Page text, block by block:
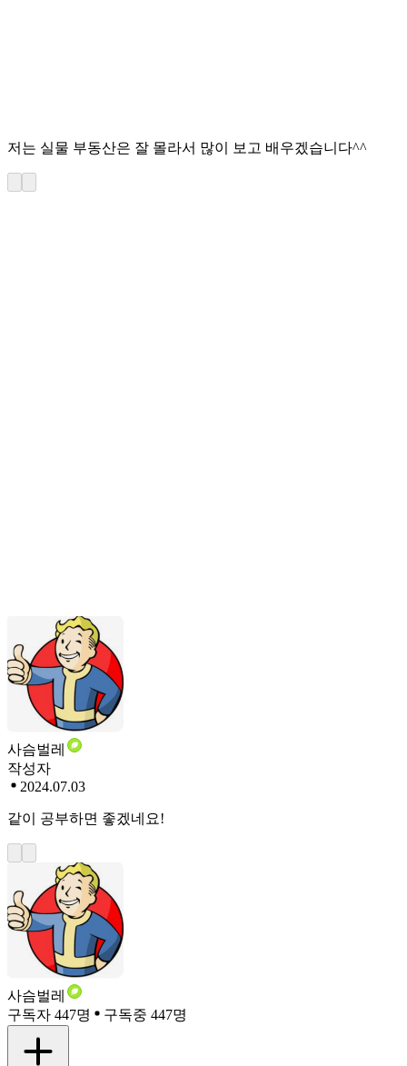
저는 실물 부동산은 잘 몰라서 많이 보고 배우겠습니다^^
사슴벌레
작성자
2024.07.03
같이 공부하면 좋겠네요!
사슴벌레
구독자 447명
구독중 447명